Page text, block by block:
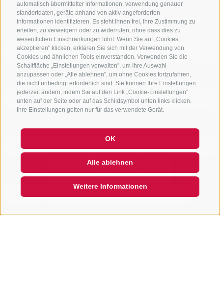
automatisch übermittelter informationen, verwendung genauer
standortdaten, geräte anhand von aktiv angeforderten
informationen identifizieren. Es steht Ihnen frei, Ihre Zustimmung zu
erteilen, zu verweigern oder zu widerrufen, ohne dass dies zu
wesentlichen Einschränkungen führt. Wenn Sie auf „Cookies
akzeptieren" klicken, erklären Sie sich mit der Verwendung von
Cookies und ähnlichen Tools einverstanden. Verwenden Sie die
Schaltfläche „Einstellungen verwalten", um Ihre Auswahl
anzupassen oder „Alle ablehnen", um ohne Cookies fortzufahren,
die nicht unbedingt erforderlich sind. Sie können Ihre Einstellungen
jederzeit ändern, indem Sie auf den Link „Cookie-Einstellungen"
unten auf der Seite oder auf das Schildsymbol unten links klicken.
Ihre Einstellungen gelten nur für das verwendete Gerät.
OK
Alle ablehnen
Weitere Informationen
Sucheanzeigen
Anreise
Abreise
Unterkunftstyp
QUICKLINKS
Hi, I'm Sterzi and I can help you
with any questions you may
have about Sterzing, the
surrounding valleys, and the
Rosskopf mountain. Just ask me
anyth